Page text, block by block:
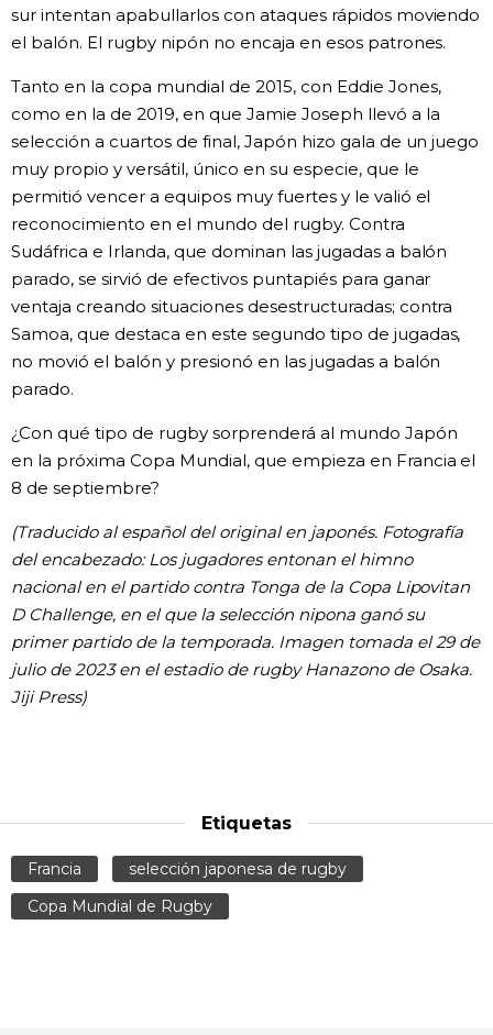
sur intentan apabullarlos con ataques rápidos moviendo
el balón. El rugby nipón no encaja en esos patrones.
Tanto en la copa mundial de 2015, con Eddie Jones,
como en la de 2019, en que Jamie Joseph llevó a la
selección a cuartos de final, Japón hizo gala de un juego
muy propio y versátil, único en su especie, que le
permitió vencer a equipos muy fuertes y le valió el
reconocimiento en el mundo del rugby. Contra
Sudáfrica e Irlanda, que dominan las jugadas a balón
parado, se sirvió de efectivos puntapiés para ganar
ventaja creando situaciones desestructuradas; contra
Samoa, que destaca en este segundo tipo de jugadas,
no movió el balón y presionó en las jugadas a balón
parado.
¿Con qué tipo de rugby sorprenderá al mundo Japón
en la próxima Copa Mundial, que empieza en Francia el
8 de septiembre?
(Traducido al español del original en japonés. Fotografía
del encabezado: Los jugadores entonan el himno
nacional en el partido contra Tonga de la Copa Lipovitan
D Challenge, en el que la selección nipona ganó su
primer partido de la temporada. Imagen tomada el 29 de
julio de 2023 en el estadio de rugby Hanazono de Osaka.
Jiji Press)
Etiquetas
Francia
selección japonesa de rugby
Copa Mundial de Rugby